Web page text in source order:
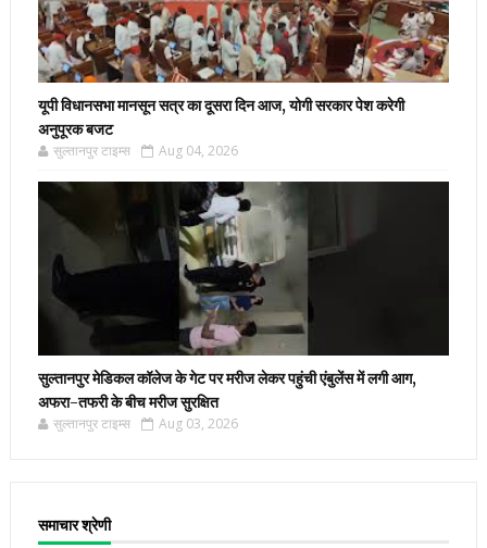
यूपी विधानसभा मानसून सत्र का दूसरा दिन आज, योगी सरकार पेश करेगी
अनुपूरक बजट
सुल्तानपुर टाइम्स Aug 04, 2026
सुल्तानपुर मेडिकल कॉलेज के गेट पर मरीज लेकर पहुंची एंबुलेंस में लगी आग,
अफरा-तफरी के बीच मरीज सुरक्षित
सुल्तानपुर टाइम्स Aug 03, 2026
समाचार श्रेणी